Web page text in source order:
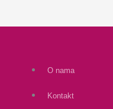
O nama
Kontakt